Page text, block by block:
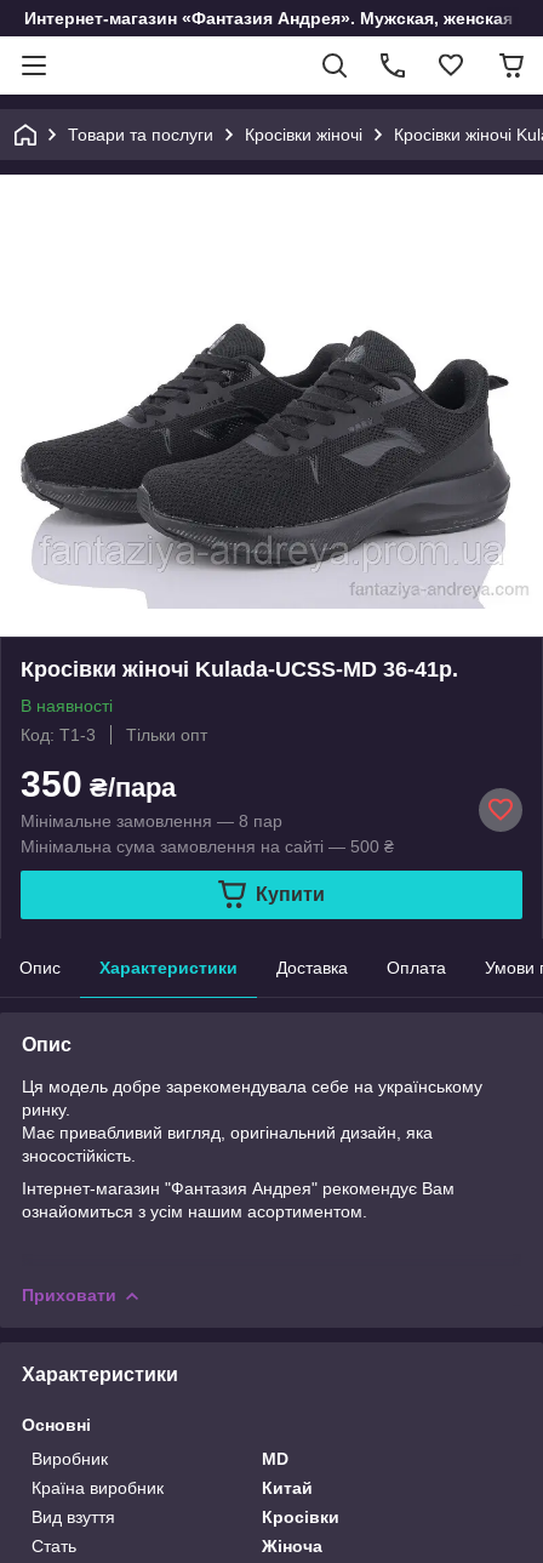
Интернет-магазин «Фантазия Андрея». Мужская, женская и
Товари та послуги Кросівки жіночі Кросівки жіночі
Кросівки жіночі Kulada-UCSS-MD 36-41р.
В наявності
Код: T1-3
Тільки опт
350 ₴/пара
Мінімальне замовлення — 8 пар
Мінімальна сума замовлення на сайті — 500 ₴
Купити
Опис Характеристики Доставка Оплата Умови
Опис
Ця модель добре зарекомендувала себе на українському
ринку.
Має привабливий вигляд, оригінальний дизайн, яка
зносостійкість.
Інтернет-магазин "Фантазия Андрея" рекомендує Вам
ознайомиться з усім нашим асортиментом.
Приховати
Характеристики
Основні
Виробник
MD
Країна виробник
Китай
Вид взуття
Кросівки
Стать
Жіноча